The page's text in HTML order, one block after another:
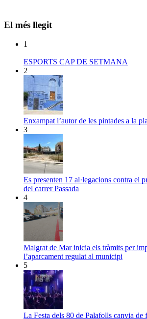
El més llegit
1
ESPORTS CAP DE SETMANA
2
Enxampat l’autor de les pintades a la
3
Es presenten 17 al·legacions contra el
del carrer Passada
4
Malgrat de Mar inicia els tràmits per
l’aparcament regulat al municipi
5
La Festa dels 80 de Palafolls canvia de